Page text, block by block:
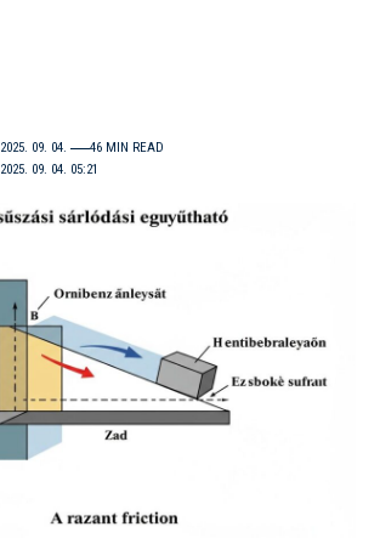
09. 04. 05:21
09. 04. 46 MIN READ